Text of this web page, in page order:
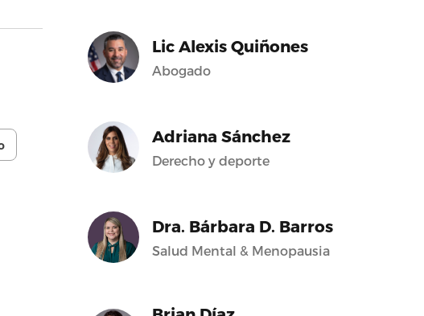
Lic Alexis Quiñones
Abogado
Adriana Sánchez
Derecho y deporte
Dra. Bárbara D. Barros
Salud Mental & Menopausia